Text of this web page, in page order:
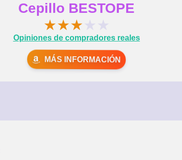
Cepillo BESTOPE
★★★
Opiniones de compradores reales
MÁS INFORMACIÓN